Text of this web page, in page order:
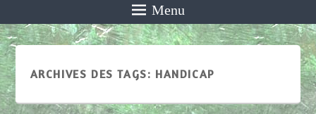
Menu
ARCHIVES DES TAGS: HANDICAP